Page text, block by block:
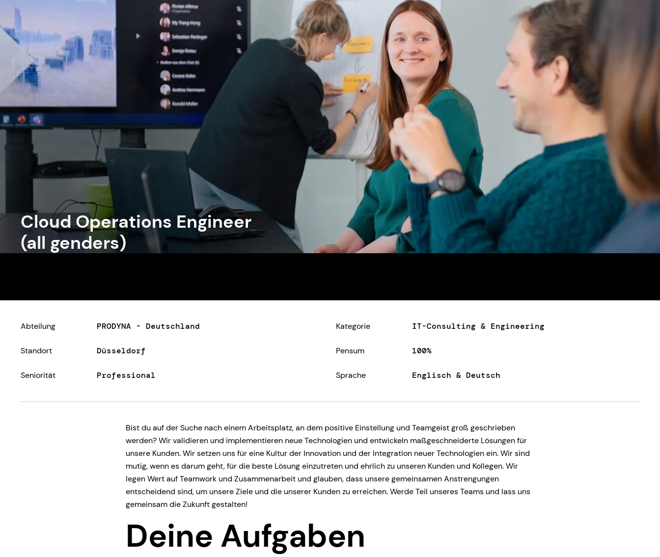
Cloud Operations Engineer
(all genders)
Abteilung PRODYNA - Deutschland
Standort Düsseldorf
Seniorität Professional
Kategorie IT-Consulting & Engineering
Pensum 100%
Sprache Englisch & Deutsch
Bist du auf der Suche nach einem Arbeitsplatz, an dem positive Einstellung und Teamgeist groß geschrieben
werden? Wir validieren und implementieren neue Technologien und entwickeln maßgeschneiderte Lösungen für
unsere Kunden. Wir setzen uns für eine Kultur der Innovation und der Integration neuer Technologien ein. Wir sind
mutig, wenn es darum geht, für die beste Lösung einzutreten und ehrlich zu unseren Kunden und Kollegen. Wir
legen Wert auf Teamwork und Zusammenarbeit und glauben, dass unsere gemeinsamen Anstrengungen
entscheidend sind, um unsere Ziele und die unserer Kunden zu erreichen. Werde Teil unseres Teams und lass uns
gemeinsam die Zukunft gestalten!
Deine Aufgaben